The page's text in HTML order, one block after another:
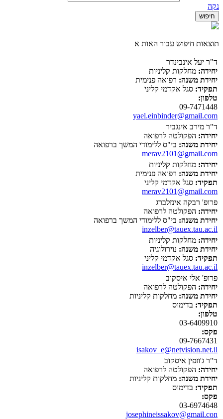
נקה
תוצאות חיפוש עבור האות א
ד"ר יעל אינבינדר
יחידה: מחלקות קליניות
יחידת משנה: רפואה פנימית
תפקיד: סגל אקדמי קליני
טלפון:
09-7471448
yael.einbinder@gmail.com
ד"ר מירב אינגביר
יחידה: הפקולטה לרפואה
יחידת משנה: בי"ס ללימודי המשך ברפואה
merav2101@gmail.com
יחידה: מחלקות קליניות
יחידת משנה: רפואה פנימית
תפקיד: סגל אקדמי קליני
merav2101@gmail.com
פרופ' רבקה אינזלברג
יחידה: הפקולטה לרפואה
יחידת משנה: בי"ס ללימודי המשך ברפואה
inzelber@tauex.tau.ac.il
יחידה: מחלקות קליניות
יחידת משנה: נוירולוגיה
תפקיד: סגל אקדמי קליני
inzelber@tauex.tau.ac.il
פרופ' אלי איסקוב
יחידה: הפקולטה לרפואה
יחידת משנה: מחלקות קליניות
תפקיד: בדימוס
טלפון:
03-6409910
פקס:
09-7667431
isakov_e@netvision.net.il
ד"ר ג'וזפין איסקוב
יחידה: הפקולטה לרפואה
יחידת משנה: מחלקות קליניות
תפקיד: בדימוס
פקס:
03-6974648
josephineissakov@gmail.con